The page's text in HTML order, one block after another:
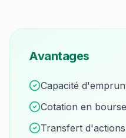
Avantages
Capacité
Cotation en
Transfert